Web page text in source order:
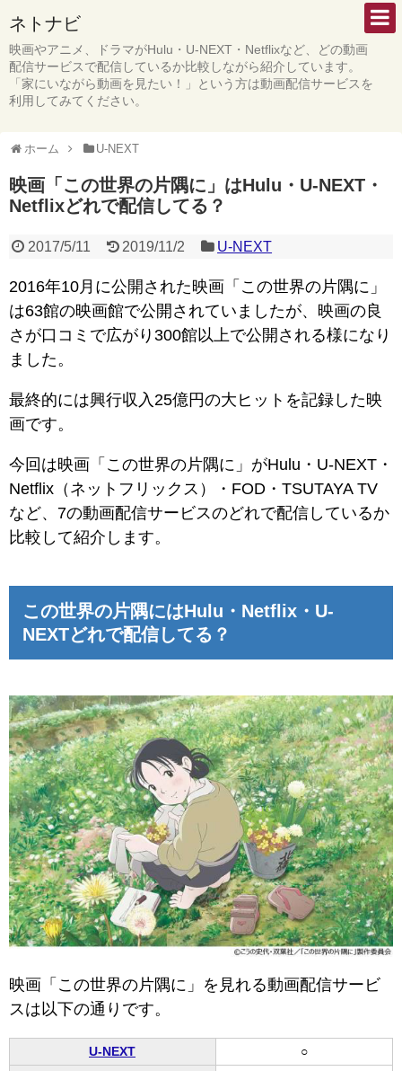
ネトナビ
映画やアニメ、ドラマがHulu・U-NEXT・Netflixなど、どの動画
配信サービスで配信しているか比較しながら紹介しています。
「家にいながら動画を見たい！」という方は動画配信サービスを
利用してみてください。
ホーム U-NEXT
映画「この世界の片隅に」はHulu・U-NEXT・
Netflixどれで配信してる？
2017/5/11 2019/11/2 U-NEXT
2016年10月に公開された映画「この世界の片隅に」
は63館の映画館で公開されていましたが、映画の良
さが口コミで広がり300館以上で公開される様になり
ました。
最終的には興行収入25億円の大ヒットを記録した映
画です。
今回は映画「この世界の片隅に」がHulu・U-NEXT・
Netflix（ネットフリックス）・FOD・TSUTAYA TV
など、7の動画配信サービスのどれで配信しているか
比較して紹介します。
この世界の片隅にはHulu・Netflix・U-
NEXTどれで配信してる？
映画「この世界の片隅に」を見れる動画配信サービ
スは以下の通りです。
U-NEXT
○